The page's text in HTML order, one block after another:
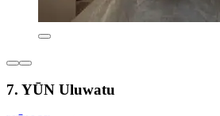
7. YŪN Uluwatu